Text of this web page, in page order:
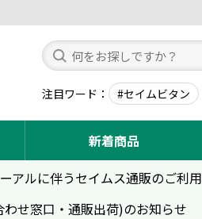
注目ワード #セイムビタン
新着商品
アルに伴うセイムス通販のご利
せ窓口・通販出荷)のお知らせ